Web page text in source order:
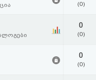
(0)
0
(0)
0
(0)